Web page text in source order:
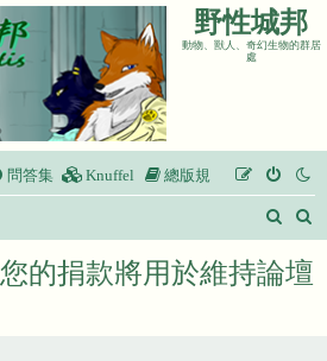
野性城邦
動物、獸人、奇幻生物的群居
處
問答集 Knuffel 總版規
搜
的捐款將用於維持論壇